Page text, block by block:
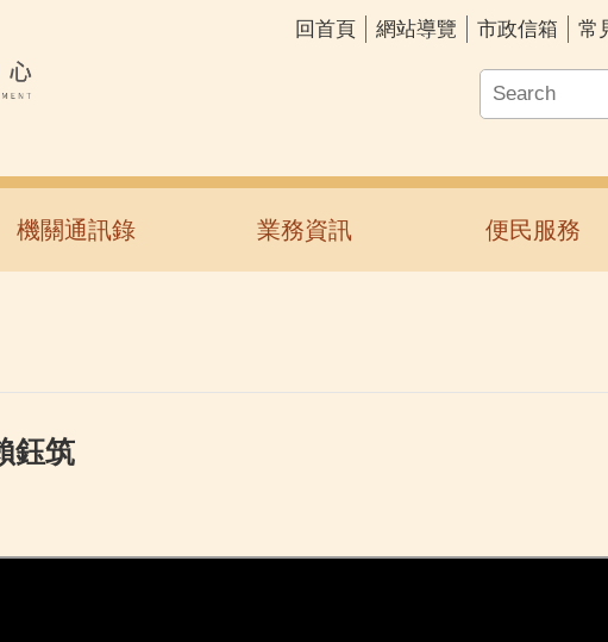
回首頁 網站導覽 市政信箱 常
機關通訊錄 業務資訊 便民服務
鈺筑